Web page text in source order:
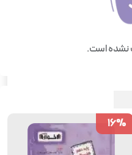
نشده است.
16%
16%